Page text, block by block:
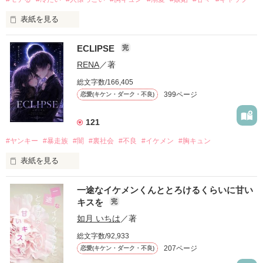
表紙を見る
「好きだったから、別れを選んだ。」
モテる人を好きになるのが怖かった。
だから私は、中学時代に大好きだった彼を自分から振った。
もう会うことはないと思っていたのに、
高校生になって再会した彼は、隣の学校で”王子様”と呼ばれる
他の女の子には冷たいのに
私にだけ昔と変わらない笑顔を向けてくる。
「澪ちゃん。」
それは止まっていた恋が再び動き始める合図──。
ECLIPSE 完
RENA／著
総文字数/166,405
恋愛(キケン・ダーク・不良) 399ページ
121
#ヤンキー #暴走族 #闇 #裏社会 #不良 #イケメン #胸キュン
表紙を見る
表紙画像はAIです
作品を読む
一途なイケメンくんととろけるくらいに甘い
キスを
完
如月 いちは ／著
総文字数/92,933
恋愛(キケン・ダーク・不良) 207ページ